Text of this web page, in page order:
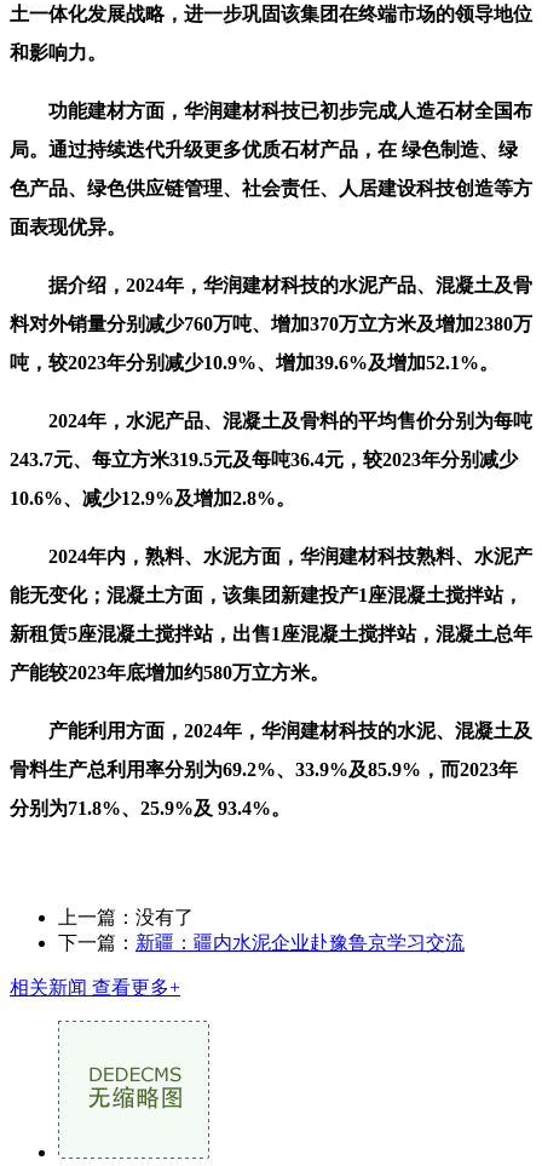
土一体化发展战略，进一步巩固该集团在终端市场的领导地位
和影响力。
功能建材方面，华润建材科技已初步完成人造石材全国布
局。通过持续迭代升级更多优质石材产品，在 绿色制造、绿
色产品、绿色供应链管理、社会责任、人居建设科技创造等方
面表现优异。
据介绍，2024年，华润建材科技的水泥产品、混凝土及骨
料对外销量分别减少760万吨、增加370万立方米及增加2380万
吨，较2023年分别减少10.9%、增加39.6%及增加52.1%。
2024年，水泥产品、混凝土及骨料的平均售价分别为每吨
243.7元、每立方米319.5元及每吨36.4元，较2023年分别减少
10.6%、减少12.9%及增加2.8%。
2024年内，熟料、水泥方面，华润建材科技熟料、水泥产
能无变化；混凝土方面，该集团新建投产1座混凝土搅拌站，
新租赁5座混凝土搅拌站，出售1座混凝土搅拌站，混凝土总年
产能较2023年底增加约580万立方米。
产能利用方面，2024年，华润建材科技的水泥、混凝土及
骨料生产总利用率分别为69.2%、33.9%及85.9%，而2023年
分别为71.8%、25.9%及 93.4%。
上一篇：没有了
下一篇： 新疆：疆内水泥企业赴豫鲁京学习交流
相关新闻 查看更多+